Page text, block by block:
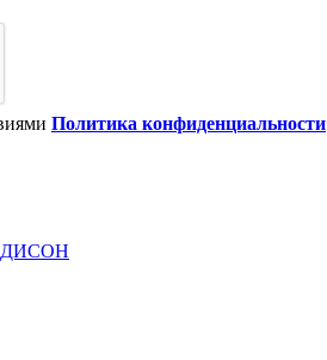
Политика конфиденциальности